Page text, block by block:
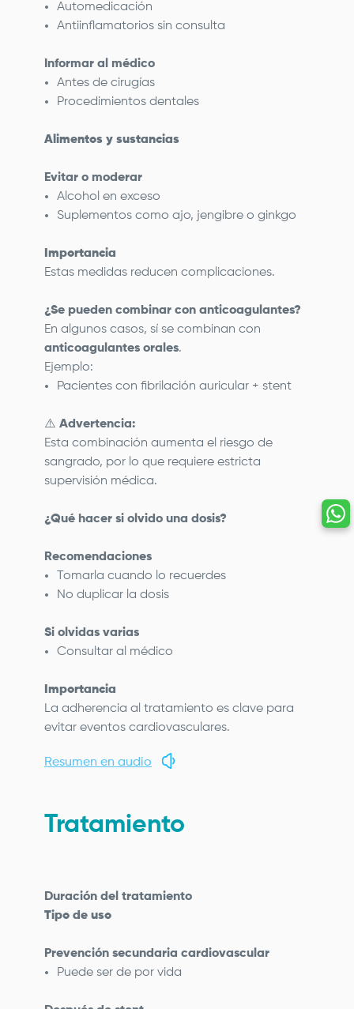
Automedicación
Antiinflamatorios sin consulta
Informar al médico
Antes de cirugías
Procedimientos dentales
Alimentos y sustancias
Evitar o moderar
Alcohol en exceso
Suplementos como ajo, jengibre o ginkgo
Importancia
Estas medidas reducen complicaciones.
¿Se pueden combinar con anticoagulantes?
En algunos casos, sí se combinan con
anticoagulantes orales.
Ejemplo:
Pacientes con fibrilación auricular + stent
⚠️ Advertencia:
Esta combinación aumenta el riesgo de
sangrado, por lo que requiere estricta
supervisión médica.
¿Qué hacer si olvido una dosis?
Recomendaciones
Tomarla cuando lo recuerdes
No duplicar la dosis
Si olvidas varias
Consultar al médico
Importancia
La adherencia al tratamiento es clave para
evitar eventos cardiovasculares.
Resumen en audio
Tratamiento
Duración del tratamiento
Tipo de uso
Prevención secundaria cardiovascular
Puede ser de por vida